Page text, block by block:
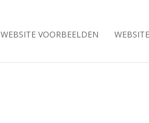
WEBSITE VOORBEELDEN